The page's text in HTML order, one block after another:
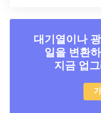
대기열이나
일을 변환
지금 업